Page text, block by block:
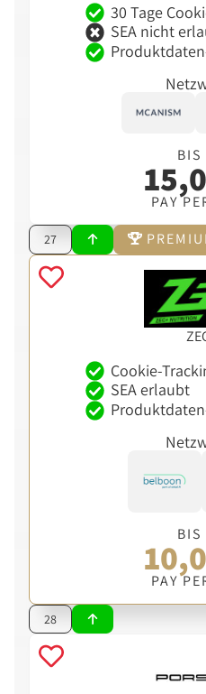
30 Tage
SEA nicht
BIS
PAY
27
Cookie-
SEA erlaubt
BIS
PAY
28